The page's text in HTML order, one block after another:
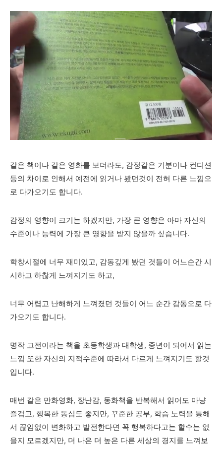
같은 책이나 같은 영화를 보더라도, 감정같은 기분이나 컨디션
등의 차이로 인해서 예전에 읽거나 봤던것이 전혀 다른 느낌으
로 다가오기도 합니다.
감정의 영향이 크기는 하겠지만, 가장 큰 영향은 아마 자신의
수준이나 능력에 가장 큰 영향을 받지 않을까 싶습니다.
학창시절에 너무 재미있고, 감동깊게 봤던 것들이 어느순간 시
시하고 하찮게 느껴지기도 하고,
너무 어렵고 난해하게 느껴졌던 것들이 어느 순간 감동으로 다
가오기도 합니다.
명작 고전이라는 책을 초등학생과 대학생, 중년이 되어서 읽는
느낌 또한 자신의 지적수준에 따라서 다르게 느껴지기도 할것
입니다.
매번 같은 만화영화, 장난감, 동화책을 반복해서 읽어도 마냥
즐겁고, 행복한 동심도 좋지만, 꾸준한 공부, 학습 노력을 통해
서 끊임없이 변화하고 발전한다면 꼭 행복하다고는 할수는 없
을지 모르겠지만, 더 나은 더 높은 다른 세상의 경지를 느껴보